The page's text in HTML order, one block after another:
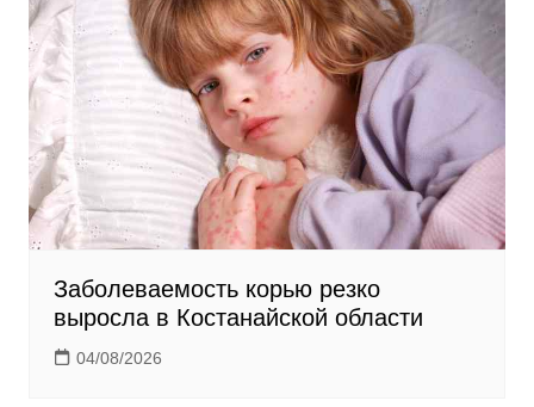
i
Заболеваемость корью резко
выросла в Костанайской области
04/08/2026